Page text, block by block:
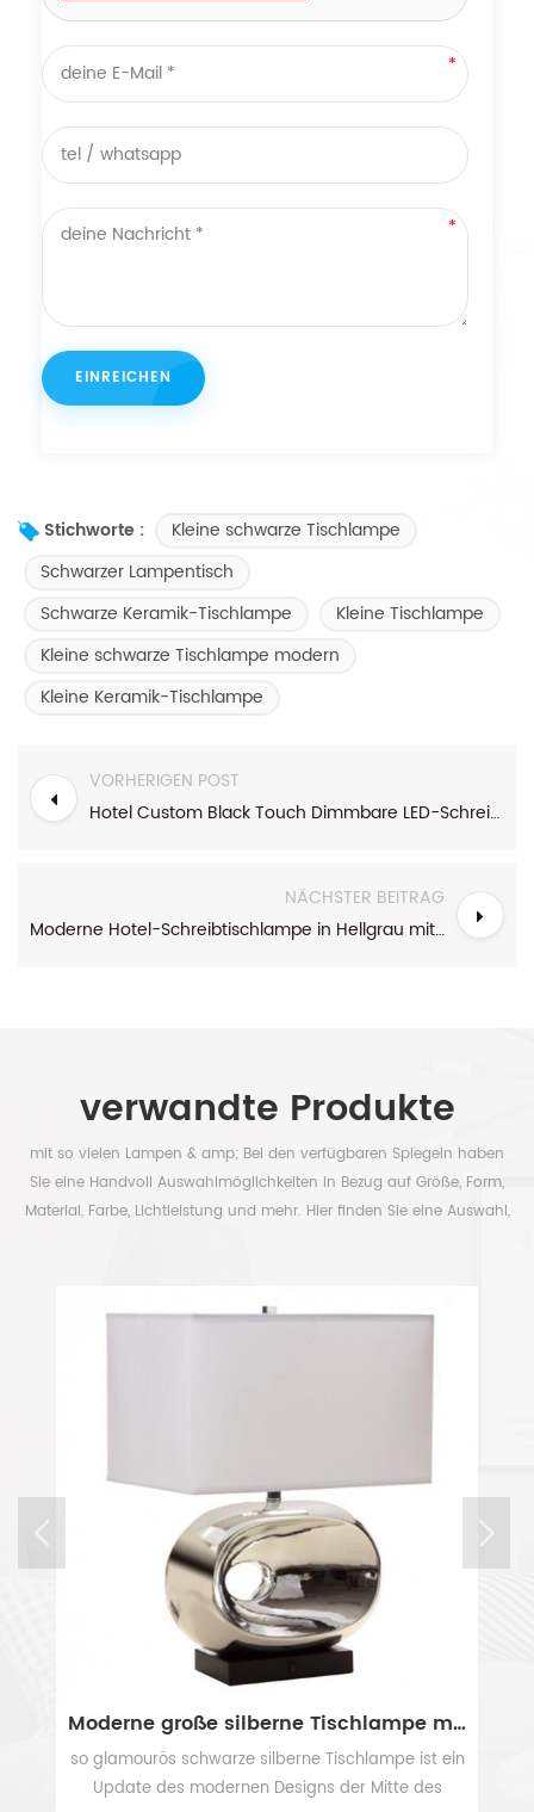
Stichworte :
Kleine schwarze Tischlampe
Schwarzer Lampentisch
Schwarze Keramik-Tischlampe
Kleine Tischlampe
Kleine schwarze Tischlampe modern
Kleine Keramik-Tischlampe
VORHERIGEN POST
Hotel Custom Black Touch Dimmbare LED-Schreibtischlampe
NÄCHSTER BEITRAG
Moderne Hotel-Schreibtischlampe in Hellgrau mit weißem Schirm
verwandte Produkte
mit so vielen Lampen & amp; Bei den verfügbaren Spiegeln haben
Sie eine Handvoll Auswahlmöglichkeiten in Bezug auf Größe, Form,
Material, Farbe, Lichtleistung und mehr. Hier finden Sie eine Auswahl,
Hotel Nachttischlampe mit zwei Trommelschirmen und 2 Steckdosen
Diese wunderschöne Tischlampe mit 2 Steckdosen
ist stilvoll und funktional und wird mit Sicherheit